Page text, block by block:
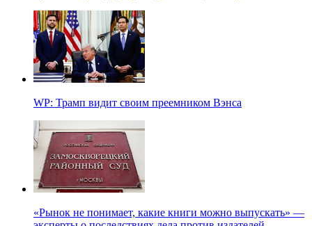
WP: Трамп видит своим преемником Вэнса
«Рынок не понимает, какие книги можно выпускать» —